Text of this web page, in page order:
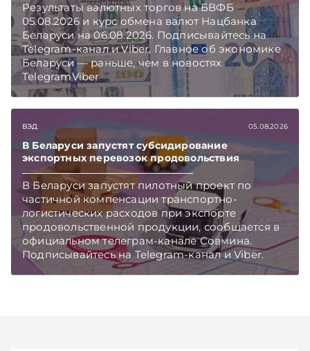
Результаты валютных торгов на БВФБ
05.08.2026 и курс обмена валют Нацбанка
Беларуси на 06.08.2026. Подписывайтесь на
Telegram‑канал и Viber. Главное об экономике
Беларуси — раньше, чем в новостях
TelegramViber
ВЭД 05.08.2026
В Беларуси запустят субсидирование
экспортных перевозок продовольствия
В Беларуси запустят пилотный проект по
частичной компенсации транспортно-
логистических расходов при экспорте
продовольственной продукции, сообщается в
официальном телеграм-канале Совмина.
Подписывайтесь на Telegram‑канал и Viber.
Главное об экономике Беларуси — раньше,